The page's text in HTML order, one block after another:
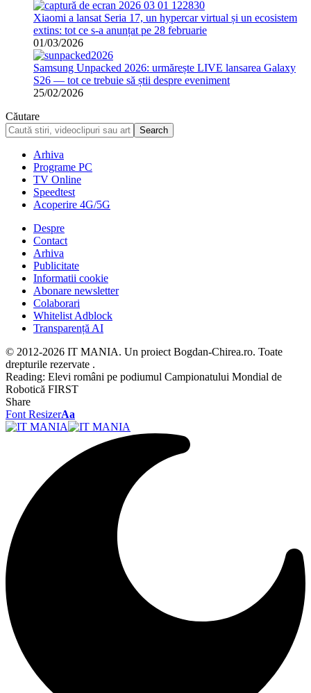
Xiaomi a lansat Seria 17, un hypercar virtual și un ecosistem
extins: tot ce s-a anunțat pe 28 februarie
01/03/2026
Samsung Unpacked 2026: urmărește LIVE lansarea Galaxy
S26 — tot ce trebuie să știi despre eveniment
25/02/2026
Căutare
Arhiva
Programe PC
TV Online
Speedtest
Acoperire 4G/5G
Despre
Contact
Arhiva
Publicitate
Informatii cookie
Abonare newsletter
Colaborari
Whitelist Adblock
Transparență AI
© 2012-2026 IT MANIA. Un proiect Bogdan-Chirea.ro. Toate
drepturile rezervate .
Reading: Elevi români pe podiumul Campionatului Mondial de
Robotică FIRST
Share
Font ResizerAa